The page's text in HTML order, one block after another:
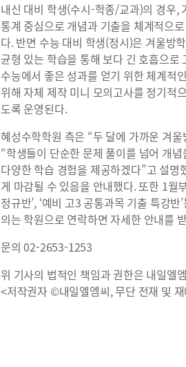
내신 대비 학생(수시-학종/교과)의 경우,
통계 중심으로 개념과 기출을 체계적으
다. 반면 수능 대비 학생(정시)은 겨울
균형 있는 학습을 통해 보다 긴 호흡으
수능에서 좋은 성과를 얻기 위한 체계적
위해 자체 제작 미니 모의고사를 정기적
도록 운영된다.
혜성수학학원 측은 “두 달에 가까운 겨
“학생들이 단순한 문제 풀이를 넘어 개
다양한 학습 경험을 제공하겠다”고 설
게 마감될 수 있음을 안내했다. 또한 1월
정규반’, ‘예비 고3 공통과목 기출 특강
의는 학원으로 연락하면 자세한 안내를
문의 02-2653-1253
위 기사의 법적인 책임과 권한은 내일엘
<저작권자 ©내일엘엠씨, 무단 전재 및